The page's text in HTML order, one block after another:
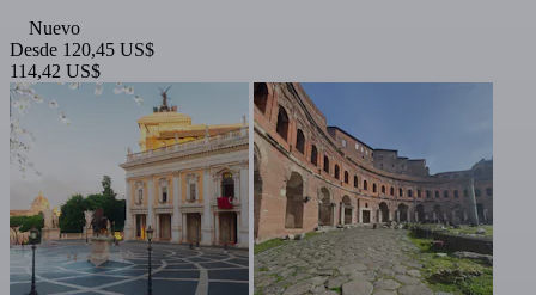
Nuevo
Desde 120,45 US$
114,42 US$